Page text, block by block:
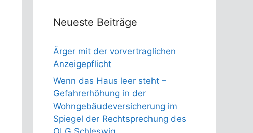
Neueste Beiträge
Ärger mit der vorvertraglichen
Anzeigepflicht
Wenn das Haus leer steht –
Gefahrerhöhung in der
Wohngebäudeversicherung im
Spiegel der Rechtsprechung des